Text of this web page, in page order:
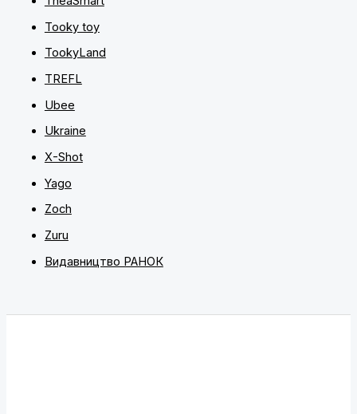
Tooky toy
TookyLand
TREFL
Ubee
Ukraine
X-Shot
Yago
Zoch
Zuru
Видавництво РАНОК